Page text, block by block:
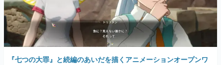
『七つの大罪』と続編のあいだを描くアニメーションオープンワ